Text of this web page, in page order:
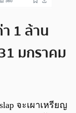
1 ล้าน
มกราคม
จะเผาเหรียญ